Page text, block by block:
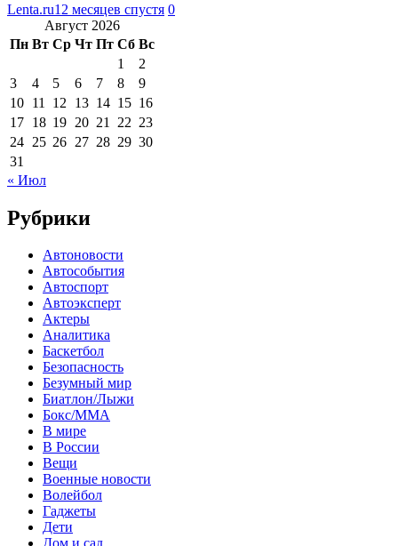
Lenta.ru12 месяцев спустя 0
Август 2026
Пн Вт Ср Чт Пт Сб Вс
1
2
3
4 5 6 7 8
9
10 11 12 13 14 15 16
17 18 19 20 21 22 23
24 25 26 27 28 29 30
31
« Июл
Рубрики
Автоновости
Автособытия
Автоспорт
Автоэксперт
Актеры
Аналитика
Баскетбол
Безопасность
Безумный мир
Биатлон/Лыжи
Бокс/MMA
В мире
В России
Вещи
Военные новости
Волейбол
Гаджеты
Дети